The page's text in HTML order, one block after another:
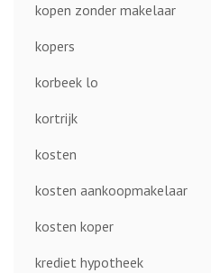
kopen zonder makelaar
kopers
korbeek lo
kortrijk
kosten
kosten aankoopmakelaar
kosten koper
krediet hypotheek